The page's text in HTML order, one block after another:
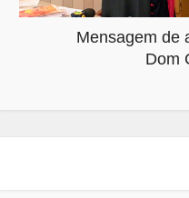
Mensagem de
Dom